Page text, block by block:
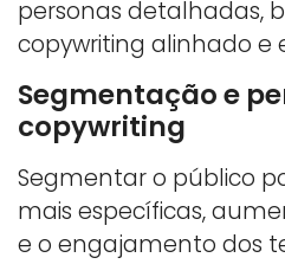
personas detalhadas,
copywriting alinhado e
Segmentação e
copywriting
Segmentar o público
mais específicas,
e o engajamento dos